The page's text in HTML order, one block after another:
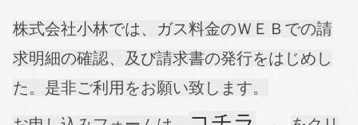
株式会社小林では、ガス料金のＷＥＢでの請
求明細の確認、及び請求書の発行をはじめし
た。 是非ご利用をお願い致します。